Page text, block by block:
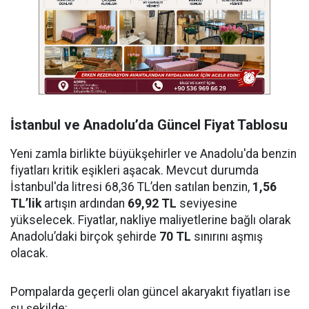
İstanbul ve Anadolu’da Güncel Fiyat Tablosu
Yeni zamla birlikte büyükşehirler ve Anadolu'da benzin
fiyatları kritik eşikleri aşacak. Mevcut durumda
İstanbul'da litresi 68,36 TL’den satılan benzin, 1,56
TL’lik artışın ardından 69,92 TL seviyesine
yükselecek. Fiyatlar, nakliye maliyetlerine bağlı olarak
Anadolu’daki birçok şehirde 70 TL sınırını aşmış
olacak.
Pompalarda geçerli olan güncel akaryakıt fiyatları ise